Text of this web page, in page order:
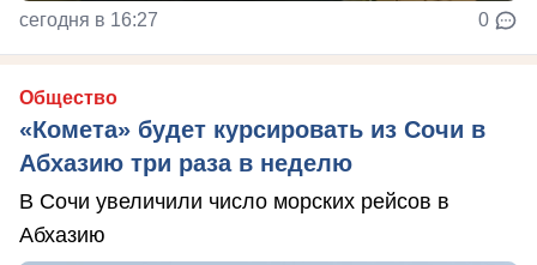
сегодня в 16:27 0
Общество
«Комета» будет курсировать из Сочи в
Абхазию три раза в неделю
В Сочи увеличили число морских рейсов в
Абхазию